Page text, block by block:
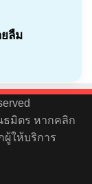
ลืม
ธมิตร หากคลิก
ผู้ให้บริการ